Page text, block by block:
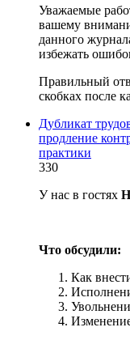
Уважаемые
вашему
данного
избежать
Правильный
скобках после
Дубликат
продление
практики
330
У нас в гостях
Что обсудили:
Как